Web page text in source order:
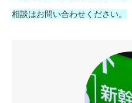
相談はお問い合わせください。